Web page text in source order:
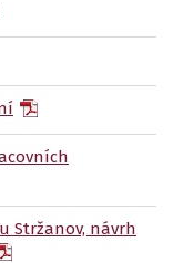
Stržanov, návrh